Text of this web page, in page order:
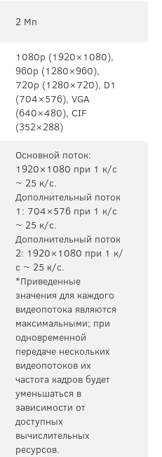
2 Мп
1080p (1920×1080),
960p (1280×960),
720p (1280×720), D1
(704×576), VGA
(640×480), CIF
(352×288)
Основной поток:
1920×1080 при 1 к/с
~ 25 к/с.
Дополнительный поток
1: 704×576 при 1 к/с
~ 25 к/с.
Дополнительный поток
2: 1920×1080 при 1 к/
с ~ 25 к/с.
*Приведенные
значения для каждого
видеопотока являются
максимальными; при
одновременной
передаче нескольких
видеопотоков их
частота кадров будет
уменьшаться в
зависимости от
доступных
вычислительных
ресурсов.